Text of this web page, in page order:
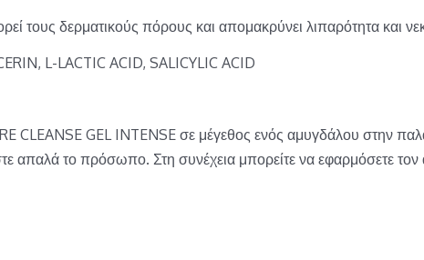
τους δερματικούς πόρους και απομακρύνει λιπαρότητα και
L-LACTIC ACID, SALICYLIC ACID
CLEANSE GEL INTENSE σε μέγεθος ενός αμυγδάλου στην
απαλά το πρόσωπο. Στη συνέχεια μπορείτε να εφαρμόσετε